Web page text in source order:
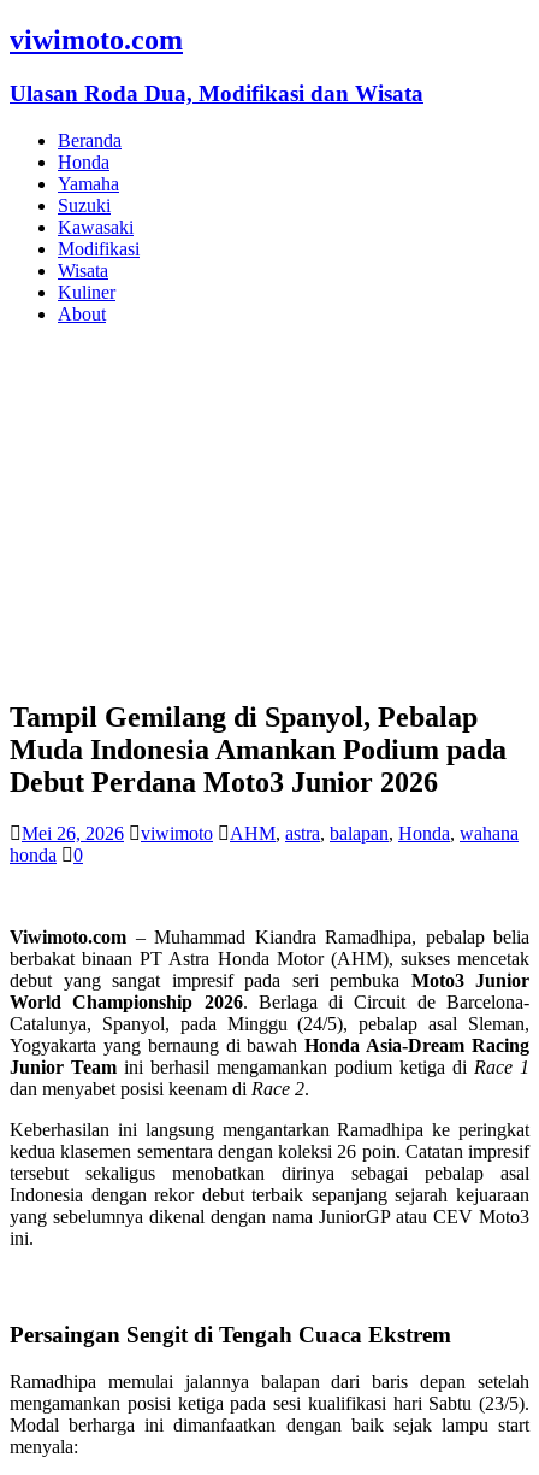
viwimoto.com
Ulasan Roda Dua, Modifikasi dan Wisata
Beranda
Honda
Yamaha
Suzuki
Kawasaki
Modifikasi
Wisata
Kuliner
About
Tampil Gemilang di Spanyol, Pebalap
Muda Indonesia Amankan Podium pada
Debut Perdana Moto3 Junior 2026
Mei 26, 2026 viwimoto AHM, astra, balapan, Honda, wahana
honda
0
Viwimoto.com – Muhammad Kiandra Ramadhipa, pebalap belia
berbakat binaan PT Astra Honda Motor (AHM), sukses mencetak
debut yang sangat impresif pada seri pembuka Moto3 Junior
World Championship 2026. Berlaga di Circuit de Barcelona-
Catalunya, Spanyol, pada Minggu (24/5), pebalap asal Sleman,
Yogyakarta yang bernaung di bawahHonda Asia-Dream Racing
Junior Team ini berhasil mengamankan podium ketiga di Race 1
dan menyabet posisi keenam di Race 2.
Keberhasilan ini langsung mengantarkan Ramadhipa ke peringkat
kedua klasemen sementara dengan koleksi 26 poin. Catatan impresif
tersebut sekaligus menobatkan dirinya sebagai pebalap asal
Indonesia dengan rekor debut terbaik sepanjang sejarah kejuaraan
yang sebelumnya dikenal dengan nama JuniorGP atau CEV Moto3
ini.
Persaingan Sengit di Tengah Cuaca Ekstrem
Ramadhipa memulai jalannya balapan dari baris depan setelah
mengamankan posisi ketiga pada sesi kualifikasi hari Sabtu (23/5).
Modal berharga ini dimanfaatkan dengan baik sejak lampu start
menyala: